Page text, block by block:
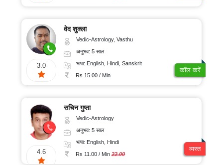
3.0
वेद शुक्ला
Vedic-Astrology, Vasthu
अनुभव: 5 साल
भाषा: English, Hindi, Sanskrit
Rs 15.00 / Min
कॉल करें
4.6
सचिन गुप्ता
Vedic-Astrology
अनुभव: 5 साल
भाषा: English, Hindi
Rs 11.00 / Min22.00
व्यस्त